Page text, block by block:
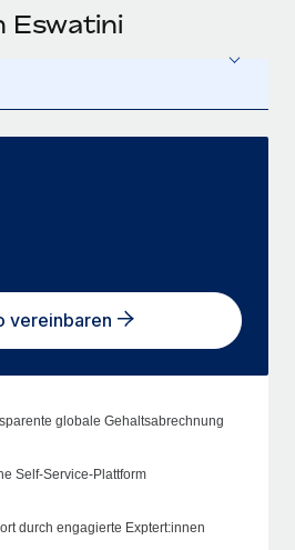
Eswatini
vereinbaren
globale Gehaltsabrechnung
Self-Service-Plattform
durch engagierte Exptert:innen